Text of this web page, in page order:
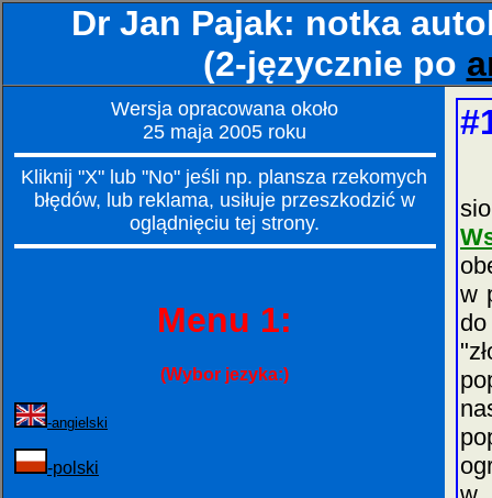
Dr Jan Pajak: notka
(2-języcznie po
Wersja opracowana około
25 maja 2005 roku
Kliknij "X" lub "No" jeśli np. plansza rzekomych
błędów, lub reklama, usiłuje przeszkodzić w
oglądnięciu tej strony.
Menu 1:
(Wybor jezyka:)
-angielski
-polski
w